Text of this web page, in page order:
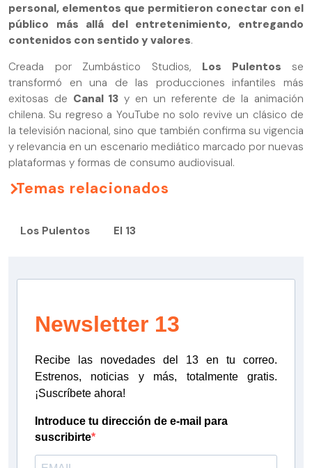
personal, elementos que permitieron conectar con el
público más allá del entretenimiento, entregando
contenidos con sentido y valores.
Creada por Zumbástico Studios, Los Pulentos se
transformó en una de las producciones infantiles más
exitosas de Canal 13 y en un referente de la animación
chilena. Su regreso a YouTube no solo revive un clásico de
la televisión nacional, sino que también confirma su vigencia
y relevancia en un escenario mediático marcado por nuevas
plataformas y formas de consumo audiovisual.
Temas relacionados
Los Pulentos El 13
Newsletter 13
Recibe las novedades del 13 en tu correo.
Estrenos, noticias y más, totalmente gratis.
¡Suscríbete ahora!
Introduce tu dirección de e-mail para
suscribirte